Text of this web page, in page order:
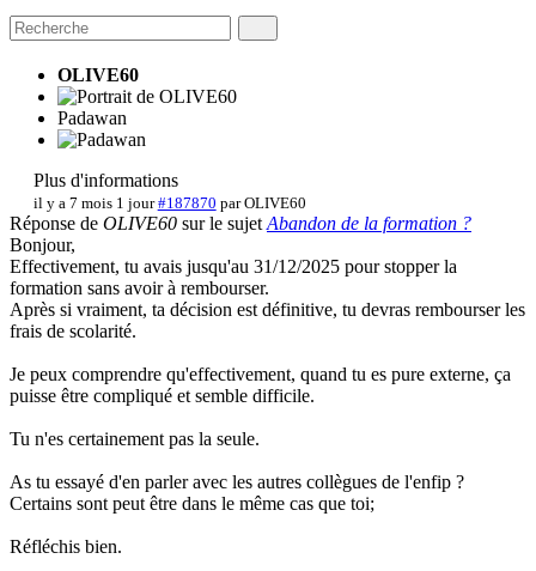
OLIVE60
Padawan
Plus d'informations
il y a 7 mois 1 jour #187870 parOLIVE60
Réponse de OLIVE60 sur le sujet Abandon de la formation ?
Bonjour,
Effectivement, tu avais jusqu'au 31/12/2025 pour stopper la
formation sans avoir à rembourser.
Après si vraiment, ta décision est définitive, tu devras rembourser les
frais de scolarité.
Je peux comprendre qu'effectivement, quand tu es pure externe, ça
puisse être compliqué et semble difficile.
Tu n'es certainement pas la seule.
As tu essayé d'en parler avec les autres collègues de l'enfip ?
Certains sont peut être dans le même cas que toi;
Réfléchis bien.